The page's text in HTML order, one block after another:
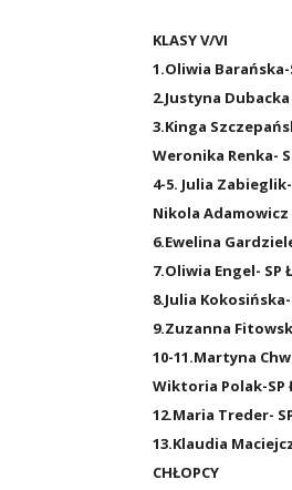
KLASY V/VI
1.Oliwia
2.Justyna
3.Kinga
Weronika Renka-
4-5. Julia
Nikola Adamowicz
6.Ewelina
7.Oliwia Engel- SP
8.Julia
9.Zuzanna
10-11.Martyna
Wiktoria Polak-SP
12.Maria Treder-
13.Klaudia
CHŁOPCY